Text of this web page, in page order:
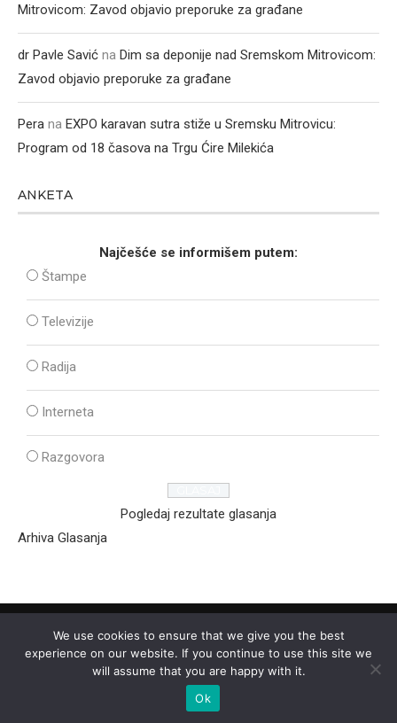
Mitrovicom: Zavod objavio preporuke za građane
dr Pavle Savić na Dim sa deponije nad Sremskom Mitrovicom:
Zavod objavio preporuke za građane
Pera na EXPO karavan sutra stiže u Sremsku Mitrovicu:
Program od 18 časova na Trgu Ćire Milekića
ANKETA
Najčešće se informišem putem:
Štampe
Televizije
Radija
Interneta
Razgovora
Pogledaj rezultate glasanja
Arhiva Glasanja
2025 - © - Ozon Media Sremska Mitrovica
We use cookies to ensure that we give you the best
experience on our website. If you continue to use this site we
will assume that you are happy with it.
Ok